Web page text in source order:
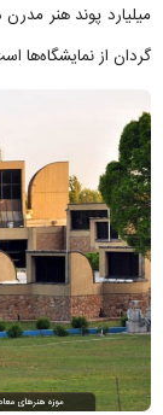
میلیارد پوند هنر
گردان از نمایشگاه‌ها